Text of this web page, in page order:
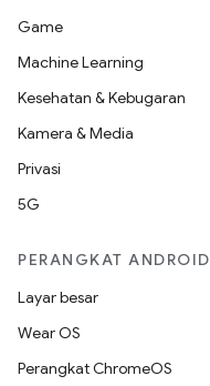
Game
Machine Learning
Kesehatan & Kebugaran
Kamera & Media
Privasi
5G
PERANGKAT ANDROID
Layar besar
Wear OS
Perangkat ChromeOS